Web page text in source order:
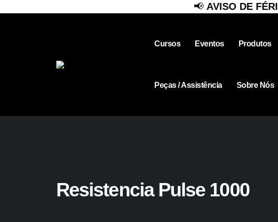
AVISO DE FÉRIAS:
Cursos Eventos Produtos
Peças / Assistência Sobre Nós
Resistencia Pulse 1000